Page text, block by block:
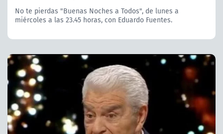
No te pierdas "Buenas Noches a Todos", de lunes a
miércoles a las 23.45 horas, con Eduardo Fuentes.